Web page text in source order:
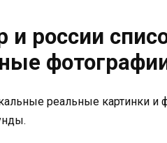
россии
реальные картинки и